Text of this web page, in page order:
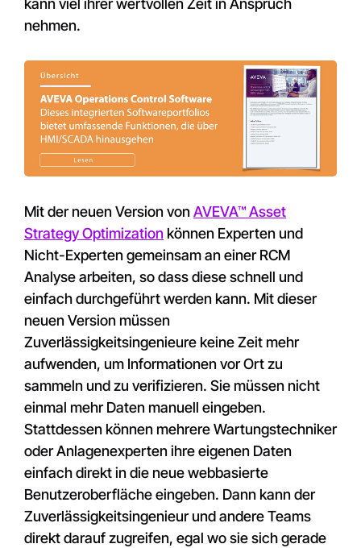
kann viel ihrer wertvollen Zeit in Anspruch
nehmen.
Mit der neuen Version vonAVEVA™ Asset
Strategy Optimization können Experten und
Nicht-Experten gemeinsam an einer RCM
Analyse arbeiten, so dass diese schnell und
einfach durchgeführt werden kann. Mit dieser
neuen Version müssen
Zuverlässigkeitsingenieure keine Zeit mehr
aufwenden, um Informationen vor Ort zu
sammeln und zu verifizieren. Sie müssen nicht
einmal mehr Daten manuell eingeben.
Stattdessen können mehrere Wartungstechniker
oder Anlagenexperten ihre eigenen Daten
einfach direkt in die neue webbasierte
Benutzeroberfläche eingeben. Dann kann der
Zuverlässigkeitsingenieur und andere Teams
direkt darauf zugreifen, egal wo sie sich gerade